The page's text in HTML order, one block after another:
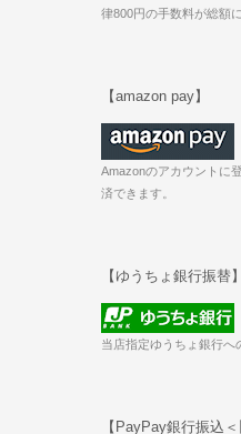
律800円の手数料が総額
【amazon pay】
Amazonのアカウントに
済できます。
【ゆうちょ銀行振替】
当店指定ゆうちょ銀行へ
【PayPay銀行振込